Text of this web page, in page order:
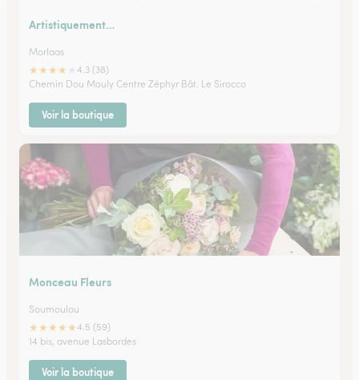
Artistiquement…
Morlaas
★★★★
4.3 (38)
Chemin Dou Mouly Centre Zéphyr Bât. Le Sirocco
Voir la boutique
Monceau Fleurs
Soumoulou
★★★★★4.5 (59)
14 bis, avenue Lasbordes
Voir la boutique